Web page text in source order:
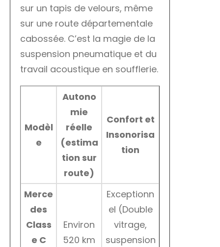
sur un tapis de velours, même
sur une route départementale
cabossée. C’est la magie de la
suspension pneumatique et du
travail acoustique en soufflerie.
Modèl
e
Autono
mie
réelle
(estima
tion sur
route)
Confort et
Insonorisa
tion
Merce
des
Class
e C
Environ
520 km
Exceptionn
el (Double
vitrage,
suspension